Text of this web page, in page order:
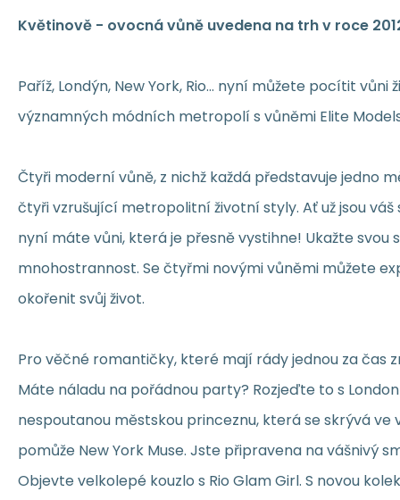
Květinově - ovocná vůně uvedena na trh v roce
Paříž, Londýn, New York, Rio... nyní můžete pocítit
významných módních metropolí s vůněmi Elite
Čtyři moderní vůně, z nichž každá představuje jedno
čtyři vzrušující metropolitní životní styly. Ať už jsou váš
nyní máte vůni, která je přesně vystihne! Ukažte svou
mnohostrannost. Se čtyřmi novými vůněmi můžete
okořenit svůj život.
Pro věčné romantičky, které mají rády jednou za čas
Máte náladu na pořádnou party? Rozjeďte to s
nespoutanou městskou princeznu, která se skrývá ve
pomůže New York Muse. Jste připravena na vášnivý
Objevte velkolepé kouzlo s Rio Glam Girl. S novou